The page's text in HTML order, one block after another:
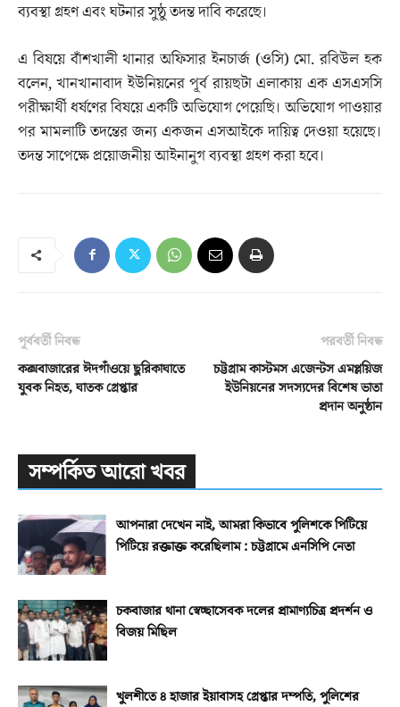
ব্যবস্থা গ্রহণ এবং ঘটনার সুষ্ঠু তদন্ত দাবি করেছে।
এ বিষয়ে বাঁশখালী থানার অফিসার ইনচার্জ (ওসি) মো. রবিউল হক
বলেন, খানখানাবাদ ইউনিয়নের পূর্ব রায়ছটা এলাকায় এক এসএসসি
পরীক্ষার্থী ধর্ষণের বিষয়ে একটি অভিযোগ পেয়েছি। অভিযোগ পাওয়ার
পর মামলাটি তদন্তের জন্য একজন এসআইকে দায়িত্ব দেওয়া হয়েছে।
তদন্ত সাপেক্ষে প্রয়োজনীয় আইনানুগ ব্যবস্থা গ্রহণ করা হবে।
পূর্ববর্তী নিবন্ধ
কক্সবাজারের ঈদগাঁওয়ে ছুরিকাঘাতে
যুবক নিহত, ঘাতক গ্রেপ্তার
পরবর্তী নিবন্ধ
চট্টগ্রাম কাস্টমস এজেন্টস এমপ্লয়িজ
ইউনিয়নের সদস্যদের বিশেষ ভাতা
প্রদান অনুষ্ঠান
সম্পর্কিত আরো খবর
আপনারা দেখেন নাই, আমরা কিভাবে পুলিশকে পিটিয়ে
পিটিয়ে রক্তাক্ত করেছিলাম : চট্টগ্রামে এনসিপি নেতা
চকবাজার থানা স্বেচ্ছাসেবক দলের প্রামাণ্যচিত্র প্রদর্শন ও
বিজয় মিছিল
খুলশীতে ৪ হাজার ইয়াবাসহ গ্রেপ্তার দম্পতি, পুলিশের